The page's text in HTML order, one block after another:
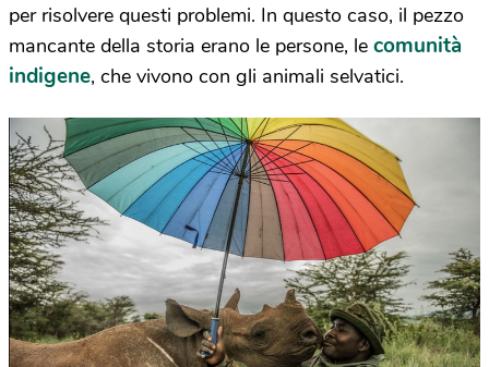
per risolvere questi problemi. In questo caso, il pezzo
mancante della storia erano le persone, le comunità
indigene, che vivono con gli animali selvatici.